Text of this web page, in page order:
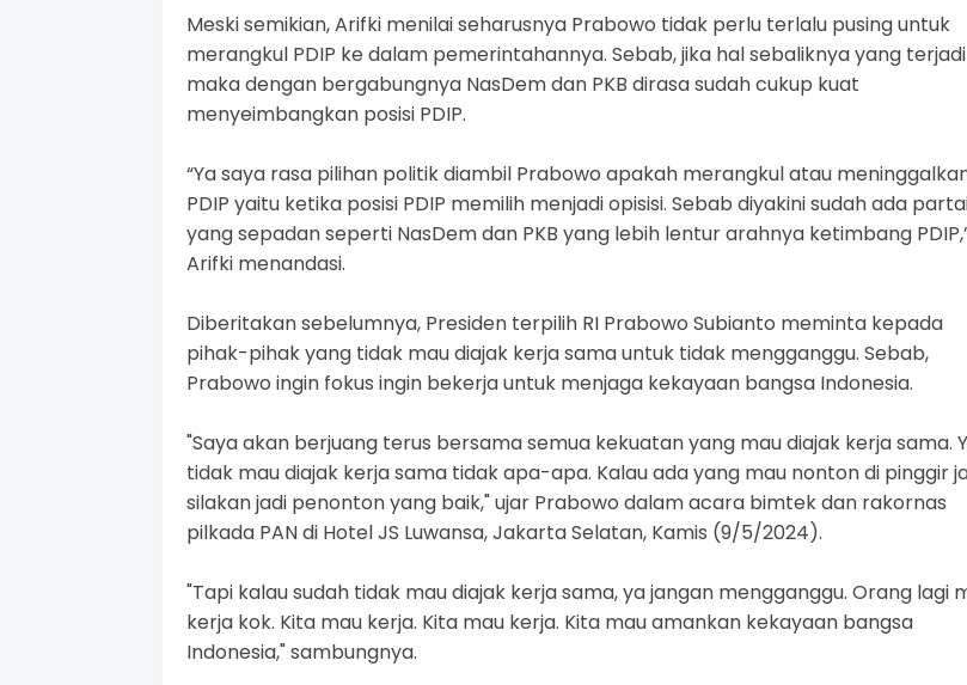
Meski semikian, Arifki menilai seharusnya Prabowo tidak perlu terlalu pusing untuk
merangkul PDIP ke dalam pemerintahannya. Sebab, jika hal sebaliknya yang terjadi
maka dengan bergabungnya NasDem dan PKB dirasa sudah cukup kuat
menyeimbangkan posisi PDIP.
“Ya saya rasa pilihan politik diambil Prabowo apakah merangkul atau
PDIP yaitu ketika posisi PDIP memilih menjadi opisisi. Sebab diyakini sudah ada
yang sepadan seperti NasDem dan PKB yang lebih lentur arahnya ketimbang
Arifki menandasi.
Diberitakan sebelumnya, Presiden terpilih RI Prabowo Subianto meminta kepada
pihak-pihak yang tidak mau diajak kerja sama untuk tidak mengganggu. Sebab,
Prabowo ingin fokus ingin bekerja untuk menjaga kekayaan bangsa Indonesia.
"Saya akan berjuang terus bersama semua kekuatan yang mau diajak kerja sama.
tidak mau diajak kerja sama tidak apa-apa. Kalau ada yang mau nonton di pinggir
silakan jadi penonton yang baik," ujar Prabowo dalam acara bimtek dan rakornas
pilkada PAN di Hotel JS Luwansa, Jakarta Selatan, Kamis (9/5/2024).
"Tapi kalau sudah tidak mau diajak kerja sama, ya jangan mengganggu. Orang lagi
kerja kok. Kita mau kerja. Kita mau kerja. Kita mau amankan kekayaan bangsa
Indonesia," sambungnya.